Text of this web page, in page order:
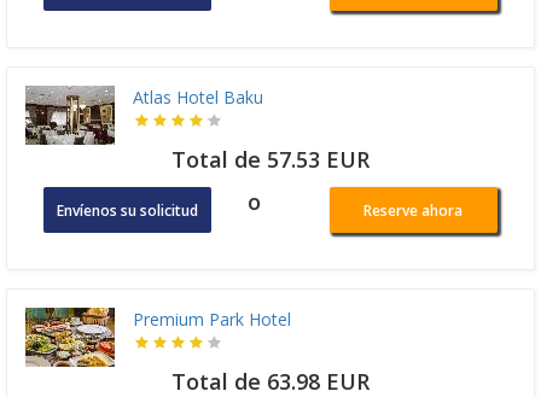
Atlas Hotel Baku
Total de 57.53 EUR
Envíenos su solicitud o Reserve ahora
Premium Park Hotel
Total de 63.98 EUR